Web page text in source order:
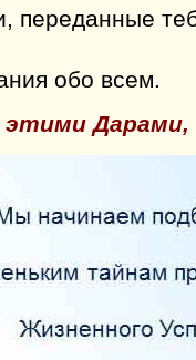
переданные
обо всем.
Дарами,